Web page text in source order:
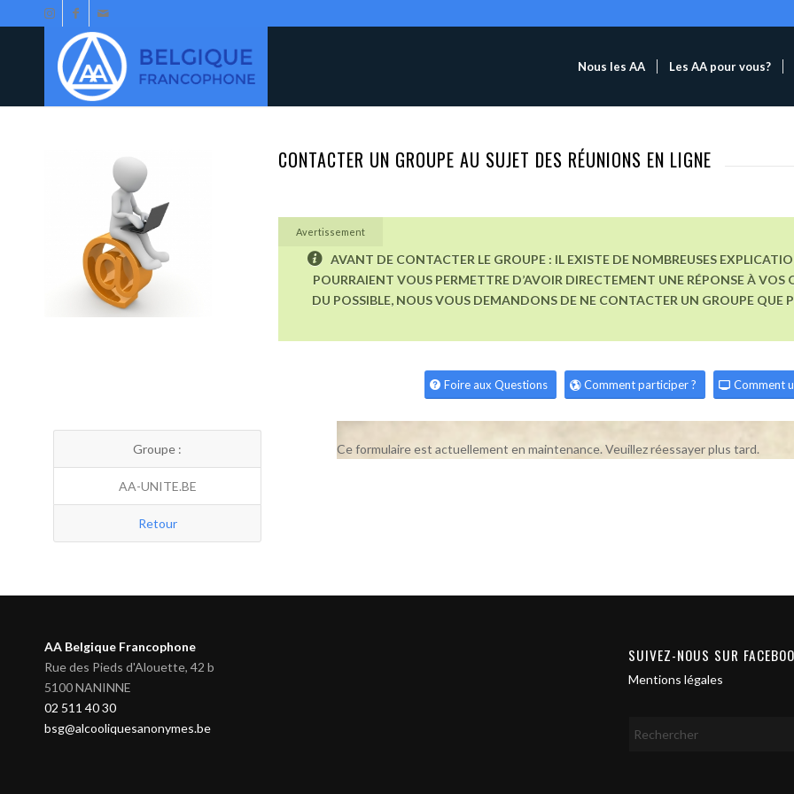
Nous les AA Les AA pour vous?
CONTACTER UN GROUPE AU SUJET DES RÉUNIONS EN LIGNE
Avertissement
AVANT DE CONTACTER LE GROUPE : IL EXISTE DE NOMBREUSES
POURRAIENT VOUS PERMETTRE D’AVOIR DIRECTEMENT UNE RÉPONSE À VOS
DU POSSIBLE, NOUS VOUS DEMANDONS DE NE CONTACTER UN GROUPE QUE
Foire aux Questions Comment participer ? Comment
Groupe :
AA-UNITE.BE
Retour
Ce formulaire est actuellement en maintenance. Veuillez réessayer plus tard.
AA Belgique Francophone
Rue des Pieds d'Alouette, 42 b
5100 NANINNE
02 511 40 30
bsg@alcooliquesanonymes.be
SUIVEZ-NOUS SUR
Mentions légales